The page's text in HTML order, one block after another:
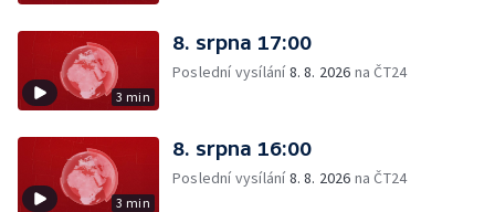
3 min
8. srpna 17:00
Poslední vysílání8. 8. 2026 na ČT24
3 min
8. srpna 16:00
Poslední vysílání8. 8. 2026 na ČT24